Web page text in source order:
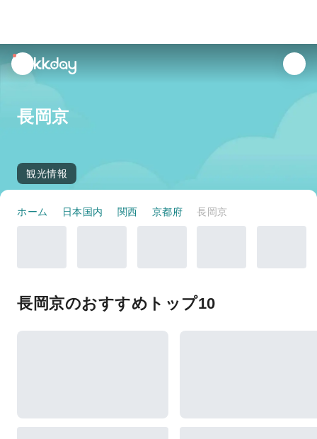
unread
notifications
長岡京
観光情報
ホーム 日本国内 関西 京都府 長岡京
長岡京のおすすめトップ10